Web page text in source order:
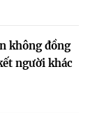
không đồng
người khác